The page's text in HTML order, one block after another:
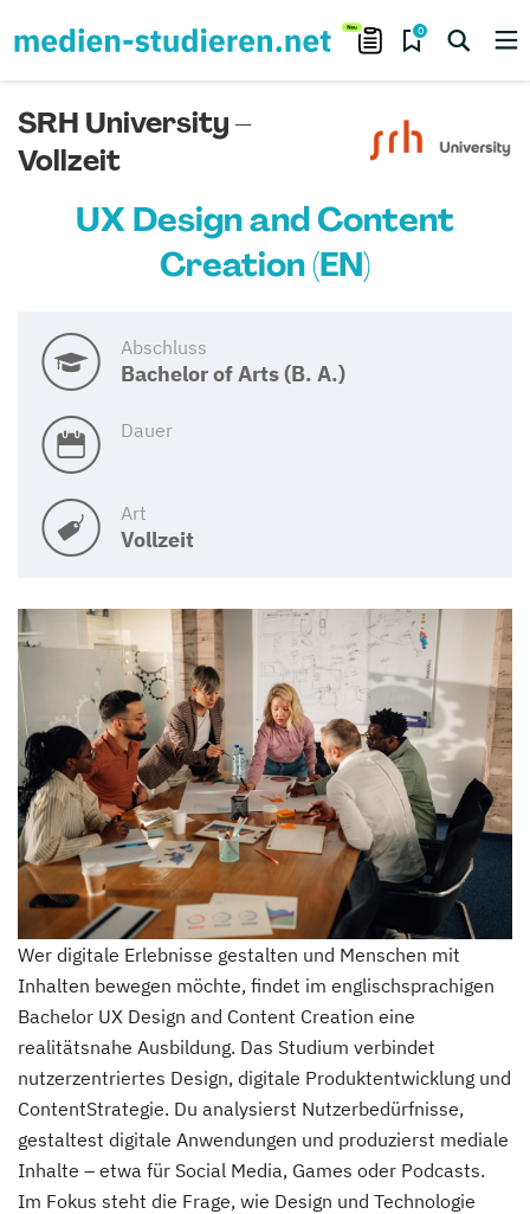
0
SRH University –
Vollzeit
UX Design and Content
Creation (EN)
Abschluss
Bachelor of Arts (B. A.)
Dauer
Art
Vollzeit
Wer digitale Erlebnisse gestalten und Menschen mit
Inhalten bewegen möchte, findet im englischsprachigen
Bachelor UX Design and Content Creation eine
realitätsnahe Ausbildung. Das Studium verbindet
nutzerzentriertes Design, digitale Produktentwicklung und
ContentStrategie. Du analysierst Nutzerbedürfnisse,
gestaltest digitale Anwendungen und produzierst mediale
Inhalte – etwa für Social Media, Games oder Podcasts.
Im Fokus steht die Frage, wie Design und Technologie